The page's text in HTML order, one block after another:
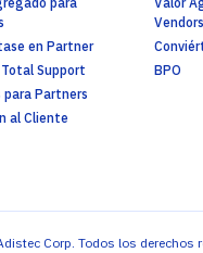
en Partner
Support
para Partners
al Cliente
Vendors
BPO
Corp. Todos los derechos